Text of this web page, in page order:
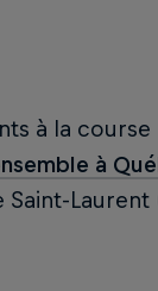
à la course
à
Laurent